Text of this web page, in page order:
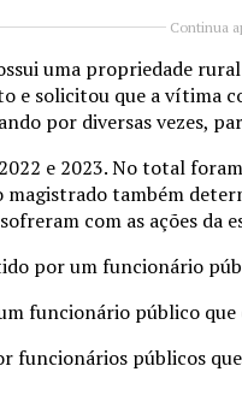
Continua
uma propriedade
solicitou que a vítima
por diversas vezes,
e 2023. No total
magistrado também
com as ações da
por um funcionário
funcionário público que
funcionários públicos